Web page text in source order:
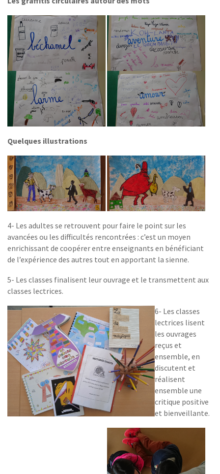
Quelques illustrations
4- Les adultes se retrouvent pour faire le point sur les
avancées ou les difficultés rencontrées : c’est un moyen
enrichissant de coopérer entre enseignants en bénéficiant
de l’expérience des autres tout en apportant la sienne.
5- Les classes finalisent leur ouvrage et le transmettent aux
classes lectrices.
6- Les classes
lectrices lisent
les ouvrages
reçus et
ensemble, en
discutent et
réalisent
ensemble une
critique positive
et bienveillante.